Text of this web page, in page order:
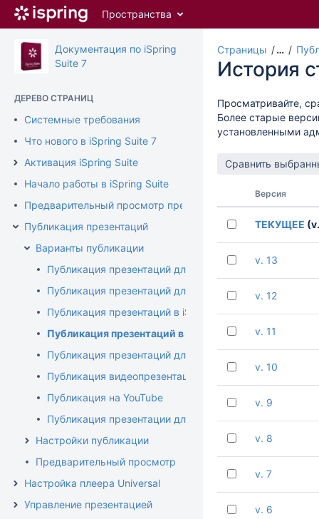
Перейти
содержимому
assistive.skiplink.to.breadcrumbs
assistive.skiplink.to.quick.search
Пространства
Документация по iSpring
Suite 7
ДЕРЕВО СТРАНИЦ
Системные требования
Что нового в iSpring Suite 7
Активация iSpring Suite
Начало работы в iSpring Suite
Предварительный просмотр презентации
Публикация презентаций
Варианты публикации
Публикация презентаций для Web
Публикация презентаций для CD
Публикация презентаций в iSpring Cloud
Публикация презентаций в iSpring Online
Публикация презентаций для СДО
Публикация видеопрезентаций
Публикация на YouTube
Публикация презентации для приложения iSpring
Настройки публикации
Предварительный просмотр
Настройка плеера Universal
Управление презентацией
Страницы …
История
Просматривайте,
Более старые
установленными
Версия
ТЕКУЩЕЕ
v. 13
v. 12
v. 11
v. 10
v. 9
v. 8
v. 7
v. 6